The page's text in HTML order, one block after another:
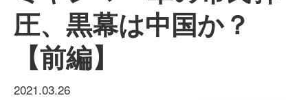
圧、黒幕は中国か？
【前編】
2021.03.26